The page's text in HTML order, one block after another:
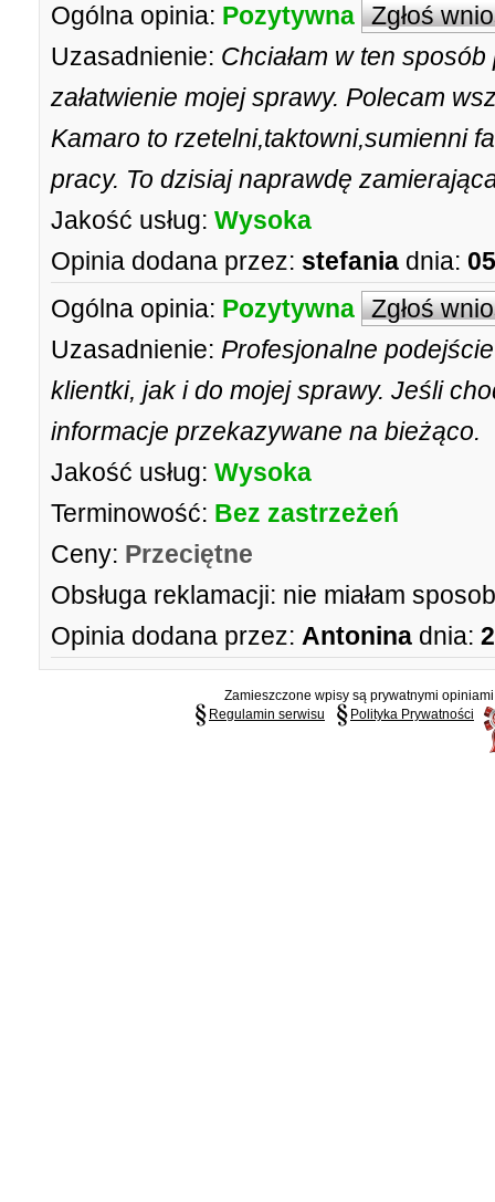
Ogólna opinia: Pozytywna Zgłoś
Uzasadnienie: Chciałam w ten
załatwienie mojej sprawy. Polecam
Kamaro to rzetelni,taktowni,sumienni
pracy. To dzisiaj naprawdę
Jakość usług: Wysoka
Opinia dodana przez: stefania dnia:
Ogólna opinia: Pozytywna Zgłoś
Uzasadnienie: Profesjonalne
klientki, jak i do mojej sprawy. Jeśli
informacje przekazywane na bieżąco.
Jakość usług: Wysoka
Terminowość: Bez zastrzeżeń
Ceny: Przeciętne
Obsługa reklamacji: nie miałam
Opinia dodana przez: Antonina dnia:
Zamieszczone wpisy są prywatnymi
Regulamin serwisu
Polityka Prywatności